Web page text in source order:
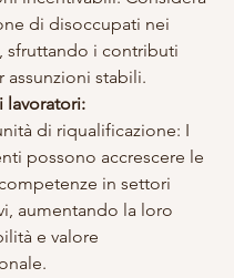
di disoccupati nei
sfruttando i contributi
assunzioni stabili.
lavoratori:
di riqualificazione: I
possono accrescere le
in settori
aumentando la loro
e valore